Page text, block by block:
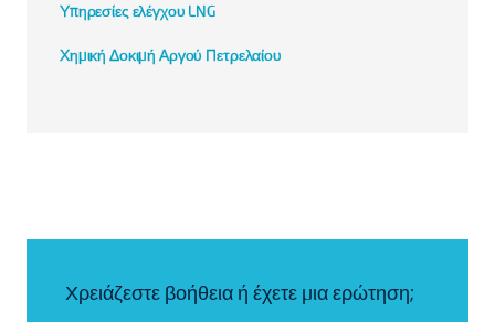
Υπηρεσίες ελέγχου LNG
Χημική Δοκιμή Αργού Πετρελαίου
Χρειάζεστε βοήθεια ή έχετε μια ερώτηση;